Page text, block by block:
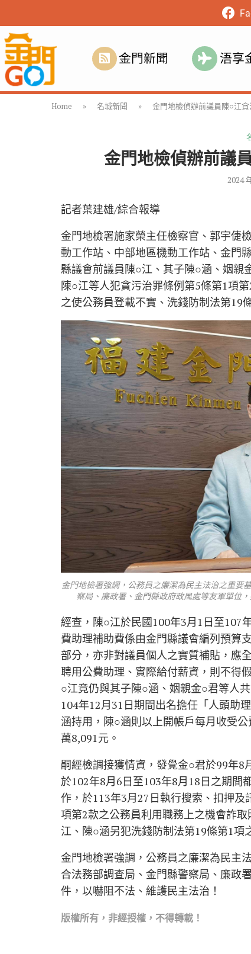
金門新聞 浯享
Home » 名城新聞 » 金門地檢偵辦前議員陳○江
金門地檢偵辦前議
2024
記者葉建雄/綜合報導
金門地檢署施家榮主任檢察官、郭宇倢
動工作站、中部地區機動工作站、金門
縣議會前議員陳○江、其子陳○涵、姻親
陳○江等人犯貪污治罪條例第5條第1項
之使公務員登載不實、洗錢防制法第19
金門地檢署強調，公務員之廉潔為民主法治之重要
察局、廉政署、金門縣政府政風處等友軍單位
經查，陳○江於民國100年3月1日至107
費助理補助費係由金門縣議會編列預算
部分，亦非對議員個人之實質補貼，應
聘用公費助理、實際給付薪資，則不得
○江竟仍與其子陳○涵、姻親金○君等人
104年12月31日期間出名擔任「人頭助
涵持用，陳○涵則以上開帳戶每月收受
萬8,091元。
嗣經檢調接獲情資，發覺金○君於99年
於102年8月6日至103年8月18日之期間
作，於113年3月27日執行搜索、扣押
項第2款之公務員利用職務上之機會詐
江、陳○涵另犯洗錢防制法第19條第1項
金門地檢署強調，公務員之廉潔為民主
合法務部調查局、金門縣警察局、廉政
件，以嚇阻不法、維護民主法治！
版權所有，非經授權，不得轉載！